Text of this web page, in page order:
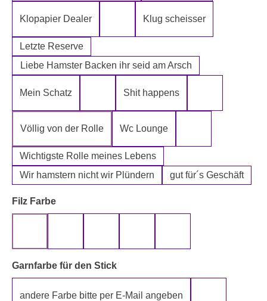
Klopapier Dealer
Klopapier Mafia
Klug scheisser
Letzte Reserve
Liebe Hamster Backen ihr seid am Arsch
Mein Schatz
Psssst Hamster Ware
Shit happens
Völlig von der Rolle Wc Lounge
Wichtigste Rolle meines Lebens
Wir hamstern nicht wir Plündern
gut für´s Geschäft
Filz Farbeauswählen
Garnfarbe für den Stickauswählen
andere Farbe bitte per E-Mail angeben